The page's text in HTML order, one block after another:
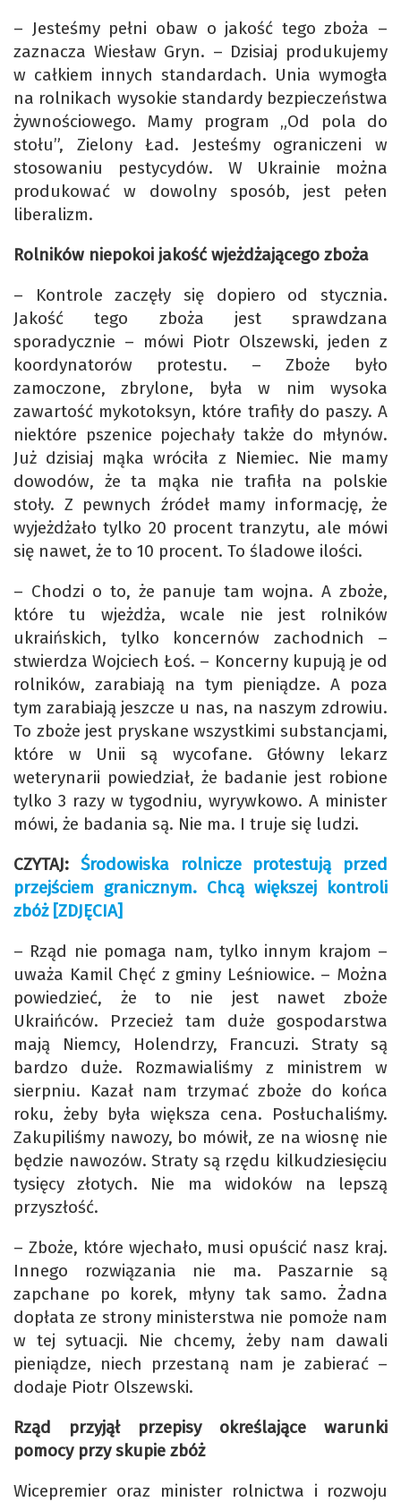
– Jesteśmy pełni obaw o jakość tego zboża –
zaznacza Wiesław Gryn. – Dzisiaj produkujemy
w całkiem innych standardach. Unia wymogła
na rolnikach wysokie standardy bezpieczeństwa
żywnościowego. Mamy program „Od pola do
stołu”, Zielony Ład. Jesteśmy ograniczeni w
stosowaniu pestycydów. W Ukrainie można
produkować w dowolny sposób, jest pełen
liberalizm.
Rolników niepokoi jakość wjeżdżającego zboża
– Kontrole zaczęły się dopiero od stycznia.
Jakość tego zboża jest sprawdzana
sporadycznie – mówi Piotr Olszewski, jeden z
koordynatorów protestu. – Zboże było
zamoczone, zbrylone, była w nim wysoka
zawartość mykotoksyn, które trafiły do paszy. A
niektóre pszenice pojechały także do młynów.
Już dzisiaj mąka wróciła z Niemiec. Nie mamy
dowodów, że ta mąka nie trafiła na polskie
stoły. Z pewnych źródeł mamy informację, że
wyjeżdżało tylko 20 procent tranzytu, ale mówi
się nawet, że to 10 procent. To śladowe ilości.
– Chodzi o to, że panuje tam wojna. A zboże,
które tu wjeżdża, wcale nie jest rolników
ukraińskich, tylko koncernów zachodnich –
stwierdza Wojciech Łoś. – Koncerny kupują je od
rolników, zarabiają na tym pieniądze. A poza
tym zarabiają jeszcze u nas, na naszym zdrowiu.
To zboże jest pryskane wszystkimi substancjami,
które w Unii są wycofane. Główny lekarz
weterynarii powiedział, że badanie jest robione
tylko 3 razy w tygodniu, wyrywkowo. A minister
mówi, że badania są. Nie ma. I truje się ludzi.
CZYTAJ: Środowiska rolnicze protestują przed
przejściem granicznym. Chcą większej kontroli
zbóż [ZDJĘCIA]
– Rząd nie pomaga nam, tylko innym krajom –
uważa Kamil Chęć z gminy Leśniowice. – Można
powiedzieć, że to nie jest nawet zboże
Ukraińców. Przecież tam duże gospodarstwa
mają Niemcy, Holendrzy, Francuzi. Straty są
bardzo duże. Rozmawialiśmy z ministrem w
sierpniu. Kazał nam trzymać zboże do końca
roku, żeby była większa cena. Posłuchaliśmy.
Zakupiliśmy nawozy, bo mówił, ze na wiosnę nie
będzie nawozów. Straty są rzędu kilkudziesięciu
tysięcy złotych. Nie ma widoków na lepszą
przyszłość.
– Zboże, które wjechało, musi opuścić nasz kraj.
Innego rozwiązania nie ma. Paszarnie są
zapchane po korek, młyny tak samo. Żadna
dopłata ze strony ministerstwa nie pomoże nam
w tej sytuacji. Nie chcemy, żeby nam dawali
pieniądze, niech przestaną nam je zabierać –
dodaje Piotr Olszewski.
Rząd przyjął przepisy określające warunki
pomocy przy skupie zbóż
Wicepremier oraz minister rolnictwa i rozwoju